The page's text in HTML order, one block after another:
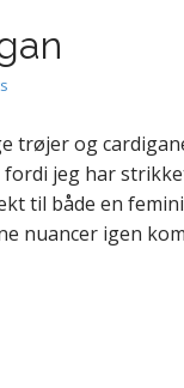
trøjer og
jeg har
til både en
nuancer igen